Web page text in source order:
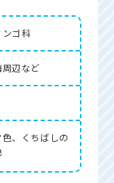
ゴ科
辺など
、くちばしの